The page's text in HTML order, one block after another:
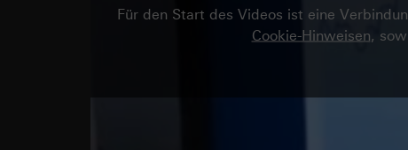
Für den Start des Videos ist eine
Cookie-Hinweisen,